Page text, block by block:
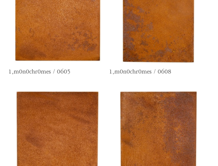
1,m0n0chr0mes / 0605 1,m0n0chr0mes / 0608